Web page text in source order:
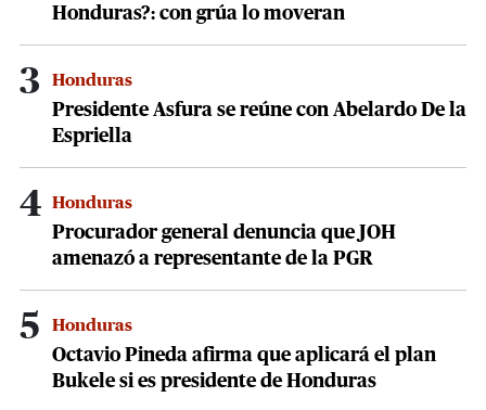
Honduras?: con grúa lo moveran
3 Honduras
Presidente Asfura se reúne con Abelardo De la
Espriella
4 Honduras
Procurador general denuncia que JOH
amenazó a representante de la PGR
5 Honduras
Octavio Pineda afirma que aplicará el plan
Bukele si es presidente de Honduras